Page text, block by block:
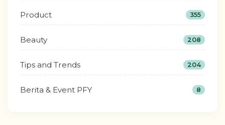
Product 355
Beauty 208
Tips and Trends 204
Berita & Event PFY 8